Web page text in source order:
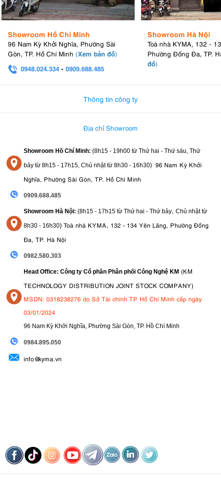
Các nút bấm được phân bổ trực quan, thao tác linh hoạt trong khi
sử dụng. Nó giúp người dùng dễ dàng thực hiện các tác vụ, điều
Bố Cục Nút Bấm Trực Quan, Thao Tác Linh Hoạt
Các nút bấm trênSony A6700được bố trí một cách trực
quan, mang lại trải nghiệm thao tác linh hoạt trong quá trình
điều chỉnh các thiết lập mà không gặp bất kỳ khó khăn nào
khiquay phim
Kính Ngắm Điện TửHiệu Suất Cao
Kính ngắm điện tử XGA Tru-Finder OLED
và độ phóng đại 1.07x. Nó cho phép người dùng theo dõi và
ghi lại những cảnhthể thaomột cách chân thực. Tốc độ làm
động.
Showroom Hồ Chí Minh
96 Nam Kỳ Khởi Nghĩa, Phường Sài
Gòn, TP. Hồ Chí Minh (Xem bản đồ)
0948.024.334 - 0909.688.485
Showroom Hà Nội
Toà nhà KYMA, 132 -
Phường Đống Đa, TP.
đồ)
Thông tin công ty
Địa chỉ Showroom
Showroom Hồ Chí Minh: (8h15 - 19h00 từ Thứ hai - Thứ sáu, Thứ
bảy từ 8h15 - 17h15, Chủ nhật từ 8h30 - 16h30) 96 Nam Kỳ Khởi
Nghĩa, Phường Sài Gòn, TP. Hồ Chí Minh
0909.688.485
Showroom Hà Nội: (8h15 - 17h15 từ Thứ hai - Thứ bảy, Chủ nhật từ
8h30 - 16h30) Toà nhà KYMA, 132 - 134 Yên Lãng, Phường Đống
Đa, TP. Hà Nội
0982.580.303
Head Office: Công ty Cổ phần Phân phối Công Nghệ KM (KM
TECHNOLOGY DISTRIBUTION JOINT STOCK COMPANY)
MSDN: 0318238276 do Sở Tài chính TP Hồ Chí Minh cấp ngày
03/01/2024
96 Nam Kỳ Khởi Nghĩa, Phường Sài Gòn, TP. Hồ Chí Minh
0984.895.050
info@kyma.vn